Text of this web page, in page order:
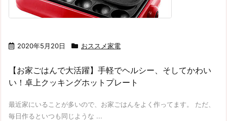
2020年5月20日 おススメ家電
【お家ごはんで大活躍】手軽でヘルシー、そしてかわい
い！卓上クッキングホットプレート
最近家にいることが多いので、お家ごはんをよく作ってます。 ただ、
毎日作るといつも同じような ...